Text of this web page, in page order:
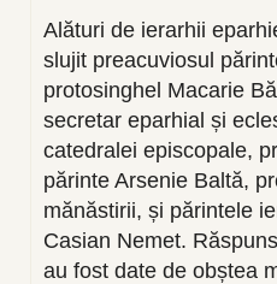
Alături de ierarhii
slujit preacuviosul
protosinghel Macarie
secretar eparhial și
catedralei episcopale,
părinte Arsenie Baltă,
mănăstirii, și părintele
Casian Nemet.
au fost date de obștea